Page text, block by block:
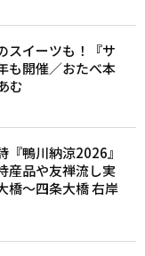
スイーツも！『サ
も開催／おたべ本
む
『鴨川納涼2026』
産品や友禅流し実
橋〜四条大橋 右岸